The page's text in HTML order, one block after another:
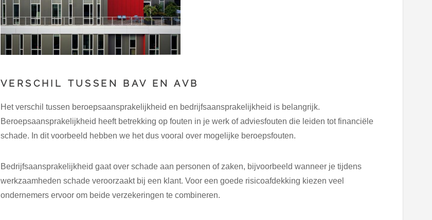
VERSCHIL TUSSEN BAV EN AVB
Het verschil tussen beroepsaansprakelijkheid en bedrijfsaansprakelijkheid is belangrijk.
Beroepsaansprakelijkheid heeft betrekking op fouten in je werk of adviesfouten die leiden tot financiële
schade. In dit voorbeeld hebben we het dus vooral over mogelijke beroepsfouten.
Bedrijfsaansprakelijkheid gaat over schade aan personen of zaken, bijvoorbeeld wanneer je tijdens
werkzaamheden schade veroorzaakt bij een klant. Voor een goede risicoafdekking kiezen veel
ondernemers ervoor om beide verzekeringen te combineren.